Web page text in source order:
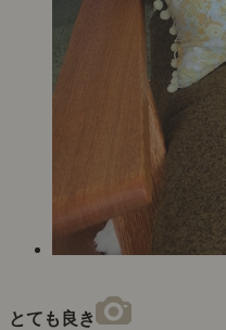
とても良き